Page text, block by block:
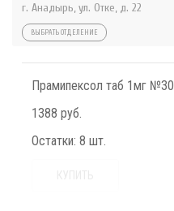
г. Анадырь, ул. Отке, д. 22
ВЫБРАТЬ ОТДЕЛЕНИЕ
Прамипексол таб 1мг №30
1388 руб.
Остатки: 8 шт.